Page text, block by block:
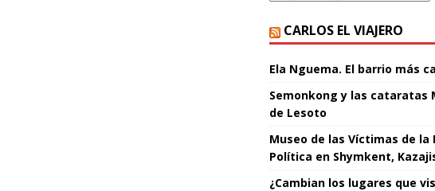
CARLOS EL VIAJERO
Ela Nguema. El barrio más
Semonkong y las cataratas
de Lesoto
Museo de las Víctimas de la
Política en Shymkent,
¿Cambian los lugares que